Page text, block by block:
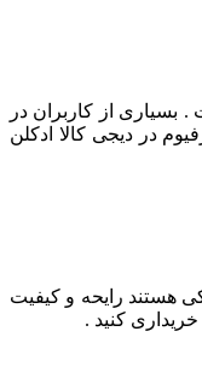
از کاربران در
در دیجی کالا ادکلن
هستند رایحه و کیفیت
کنید .